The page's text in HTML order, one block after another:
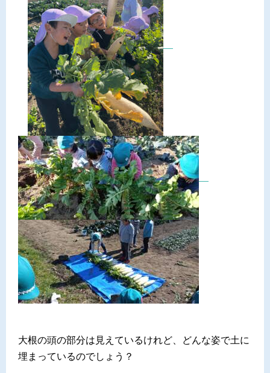
大根の頭の部分は見えているけれど、どんな姿で土に
埋まっているのでしょう？